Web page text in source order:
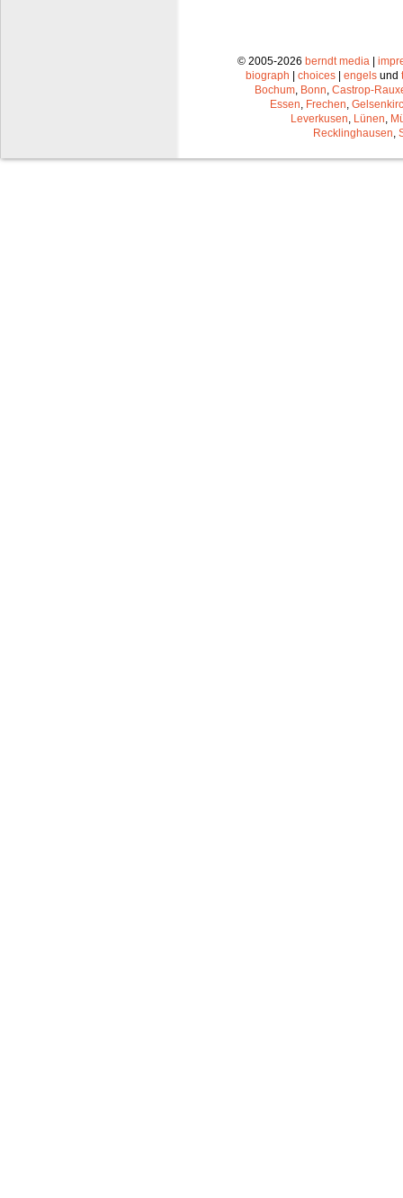
© 2005-2026 berndt media |
biograph | choices | engels und
Bochum Bonn Castrop-
Essen Frechen
Leverkusen Lünen
Recklinghausen